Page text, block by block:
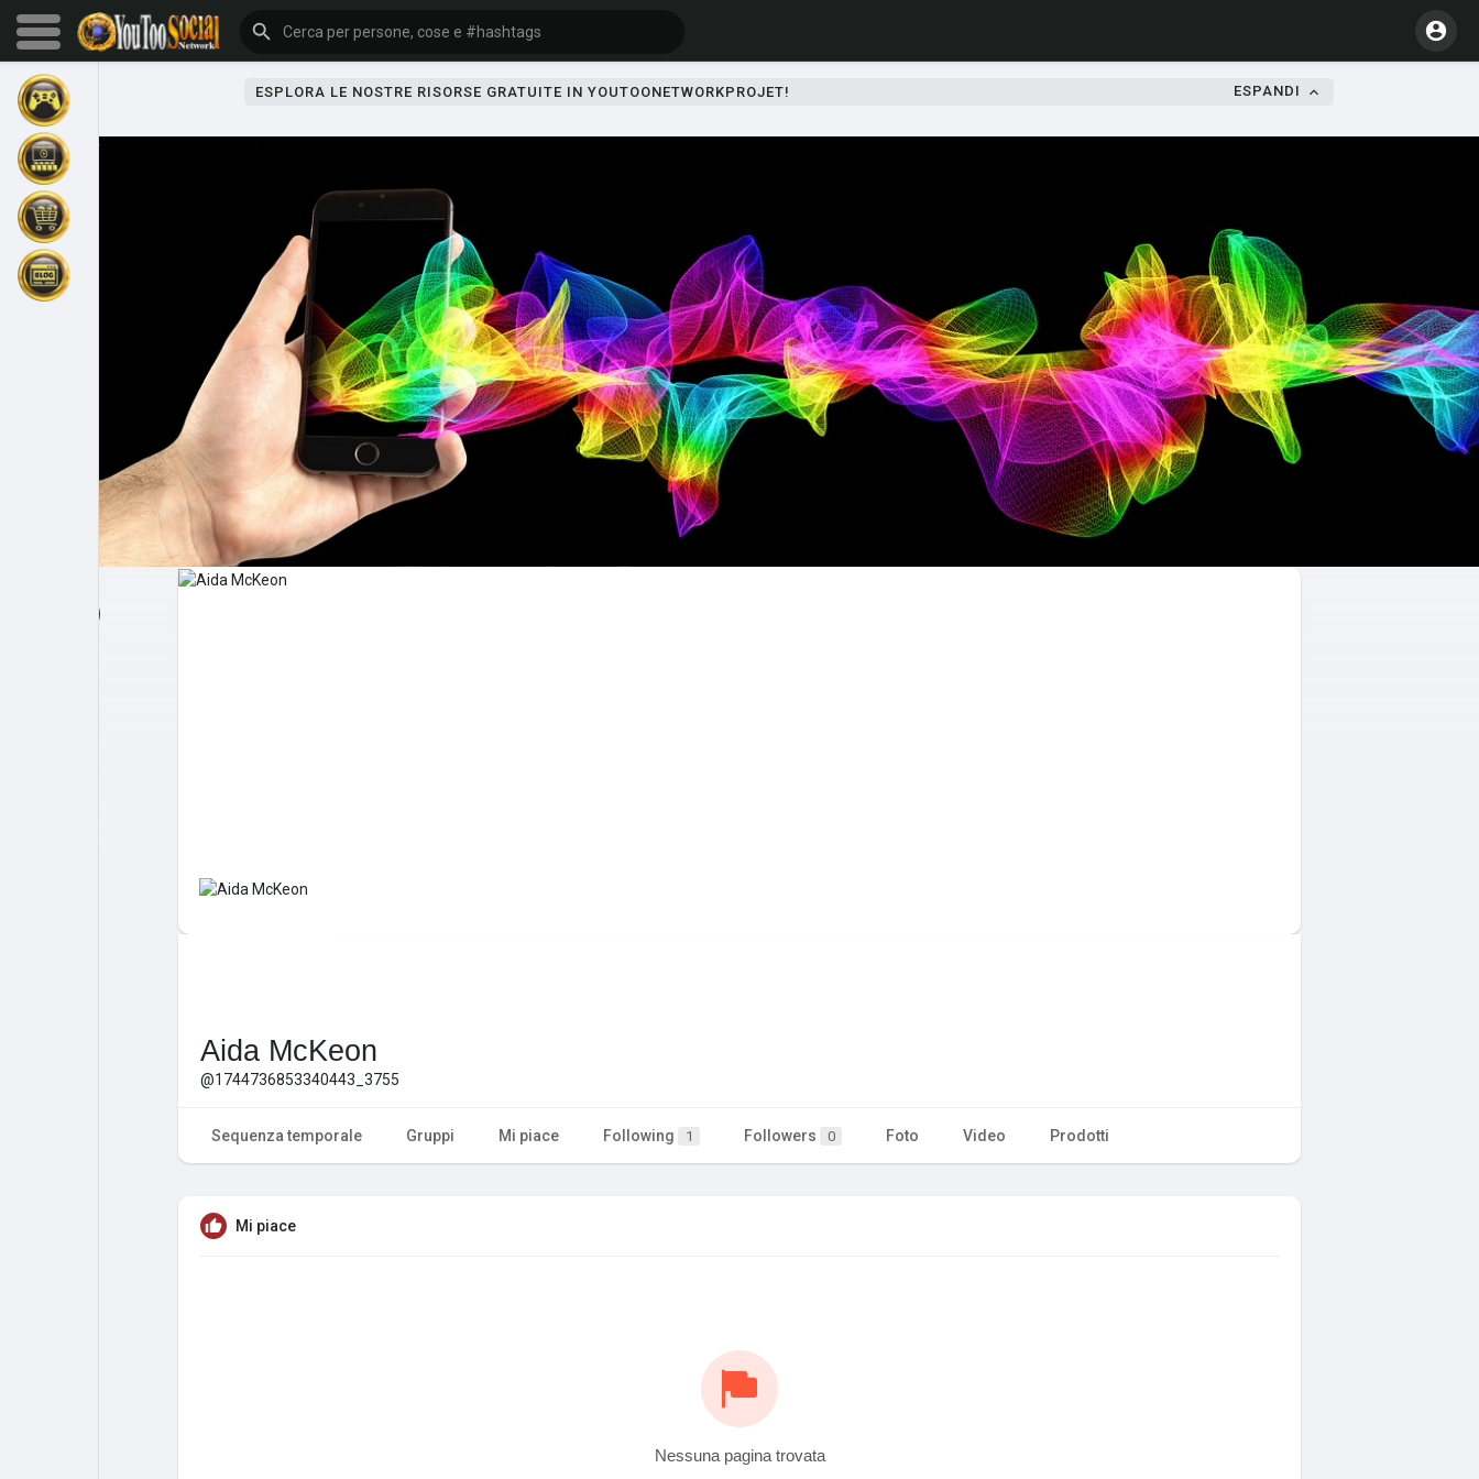
Sfoglia gli eventi
Esplorare
Post popolari Giochi
ESPLORA LE NOSTRE RISORSE GRATUITE IN YOUTOONETWORKPROJET! ESPANDI
Aida McKeon
@1744736853340443_3755
Sequenza temporale Gruppi Mi piace Following 1 Followers 0 Foto Video Prodotti
Mi piace
Nessuna pagina trovata